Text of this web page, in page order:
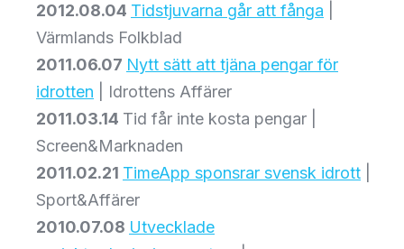
2012.08.04 Tidstjuvarna går att fånga
Värmlands Folkblad
2011.06.07 Nytt sätt att tjäna pengar för
idrotten | Idrottens Affärer
2011.03.14 Tid får inte kosta pengar |
Screen&Marknaden
2011.02.21 TimeApp sponsrar svensk idrott
Sport&Affärer
2010.07.08 Utvecklade